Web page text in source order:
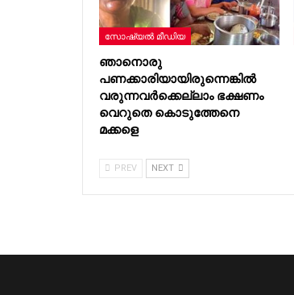
സോഷ്യൽ മീഡിയ
ഞാനൊരു
പണക്കാരിയായിരുന്നെങ്കില്‍
വരുന്നവര്‍ക്കെല്ലാം ഭക്ഷണം
വെറുതെ കൊടുത്തേനെ
മക്കളെ
PREV NEXT